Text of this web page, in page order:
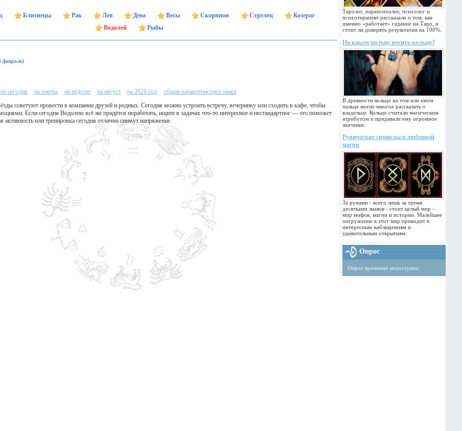
Таролог, парапсихолог, психолог и
психотерапевт рассказали о том, как
именно «работает» гадание на Таро, и
стоит ли доверять результатам на 100%.
На каком пальце носить кольцо?
В древности кольцо на том или ином
пальце могло многое рассказать о
владельце. Кольцо считали магическим
атрибутом и придавали ему огромное
значение.
Рунические символы в любовной
магии
За рунами - всего лишь за тремя
десятками знаков - стоит целый мир -
мир мифов, магии и истории. Малейшее
погружение в этот мир приводит к
интересным наблюдениям и
удивительным открытиям.
Опрос
Опрос временно недоступен.
Близнецы Рак Лев Дева Весы Скорпион Стрелец
Козерог
Водолей
Рыбы
февраля)
на сегодня на завтра на неделю на август на 2026 год
общая характеристика знака
советуют провести в компании друзей и родных. Сегодня можно устроить встречу, вечеринку или сходить в кафе, чтобы
Если сегодня Водолею всё же придётся поработать, ищите в задачах что-то интересное и нестандартное — это поможет
активность или тренировка сегодня отлично снимут напряжение.